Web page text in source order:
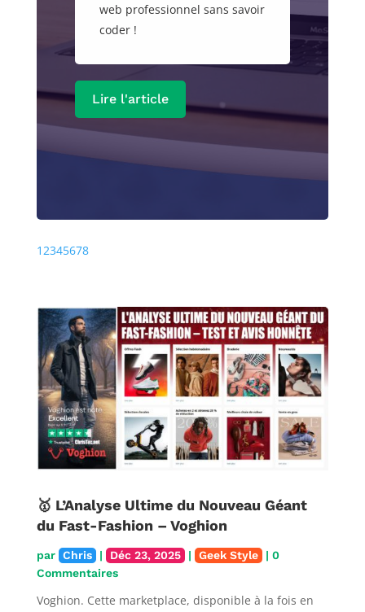
web professionnel sans savoir
coder !
Lire l'article
1 2345678
🥇 L’Analyse Ultime du Nouveau Géant
du Fast-Fashion – Voghion
par Chris | Déc 23, 2025 | Geek Style | 0
Commentaires
Voghion. Cette marketplace, disponible à la fois en